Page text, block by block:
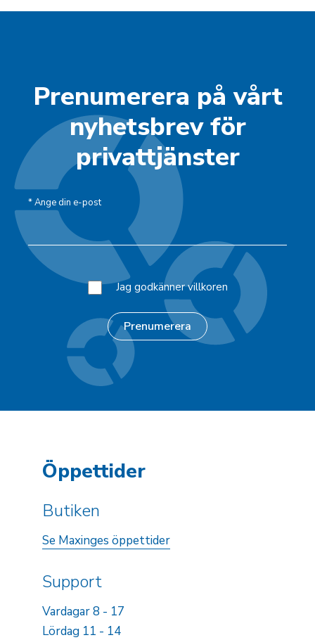
Prenumerera på vårt
nyhetsbrev för
privattjänster
*Ange din e-post
Jag godkänner villkoren
Öppettider
Butiken
Se Maxinges öppettider
Support
Vardagar 8 - 17
Lördag 11 - 14